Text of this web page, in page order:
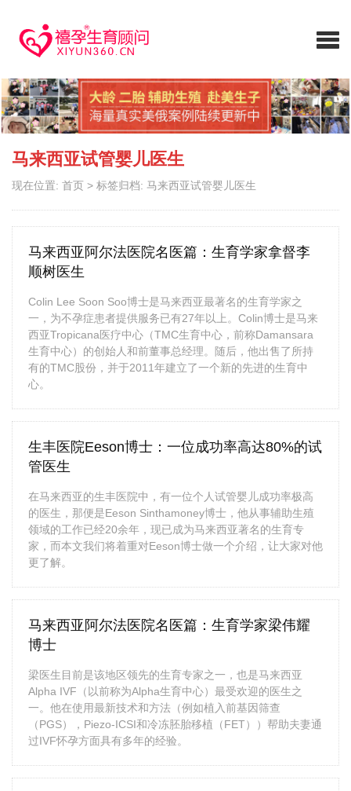
马来西亚试管婴儿医生
现在位置: 首页 > 标签归档: 马来西亚试管婴儿医生
马来西亚阿尔法医院名医篇：生育学家拿督李
顺树医生​
Colin Lee Soon Soo博士是马来西亚最著名的生育学家之
一，为不孕症患者提供服务已有27年以上。Colin博士是马来
西亚Tropicana医疗中心（TMC生育中心，前称Damansara
生育中心）的创始人和前董事总经理。随后，他出售了所持
有的TMC股份，并于2011年建立了一个新的先进的生育中
心。
生丰医院Eeson博士：一位成功率高达80%的试
管医生
在马来西亚的生丰医院中，有一位个人试管婴儿成功率极高
的医生，那便是Eeson Sinthamoney博士，他从事辅助生殖
领域的工作已经20余年，现已成为马来西亚著名的生育专
家，而本文我们将着重对Eeson博士做一个介绍，让大家对他
更了解。
马来西亚阿尔法医院名医篇：生育学家梁伟耀
博士
梁医生目前是该地区领先的生育专家之一，也是马来西亚
Alpha IVF（以前称为Alpha生育中心）最受欢迎的医生之
一。他在使用最新技术和方法（例如植入前基因筛查
（PGS），Piezo-ICSI和冷冻胚胎移植（FET））帮助夫妻通
过IVF怀孕方面具有多年的经验。